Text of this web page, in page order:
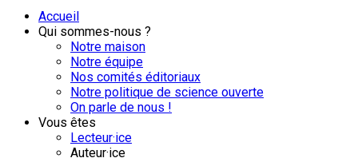
Accueil
Qui sommes-nous ?
Notre maison
Notre équipe
Nos comités éditoriaux
Notre politique de science ouverte
On parle de nous !
Vous êtes
Lecteur·ice
Auteur·ice